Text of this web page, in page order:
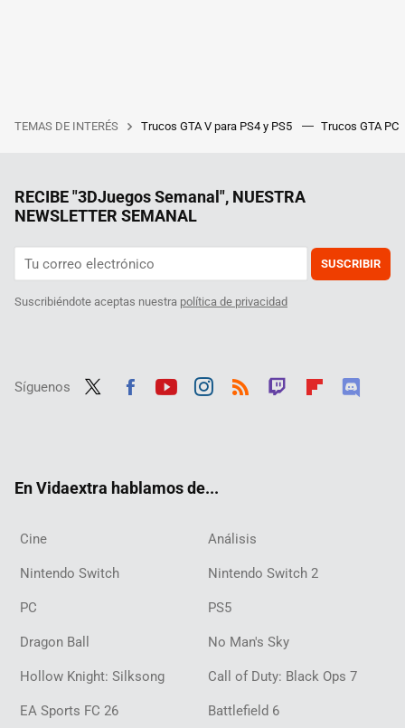
TEMAS DE INTERÉS Trucos GTA V para PS4 y PS5 Trucos GTA PC
RECIBE "3DJuegos Semanal", NUESTRA
NEWSLETTER SEMANAL
SUSCRIBIR
Suscribiéndote aceptas nuestra política de privacidad
Síguenos
En Vidaextra hablamos de...
Cine Análisis
Nintendo Switch Nintendo Switch 2
PC PS5
Dragon Ball No Man's Sky
Hollow Knight: Silksong Call of Duty: Black Ops 7
EA Sports FC 26 Battlefield 6